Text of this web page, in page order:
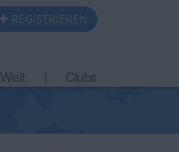
REGISTRIEREN
Welt Clubs